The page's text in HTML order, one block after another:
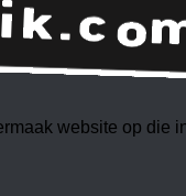
website op die